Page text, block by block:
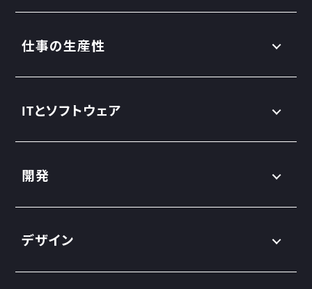
仕事の生産性
ITとソフトウェア
開発
デザイン